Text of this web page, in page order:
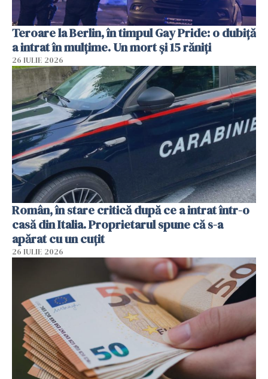
Teroare la Berlin, în timpul Gay Pride: o dubiță
a intrat în mulțime. Un mort și 15 răniți
26 IULIE 2026
Român, în stare critică după ce a intrat într-o
casă din Italia. Proprietarul spune că s-a
apărat cu un cuțit
26 IULIE 2026